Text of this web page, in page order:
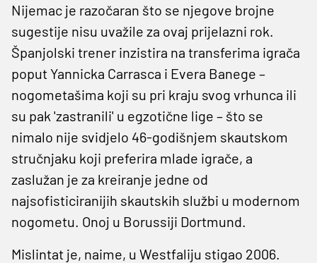
Nijemac je razočaran što se njegove brojne
sugestije nisu uvažile za ovaj prijelazni rok.
Španjolski trener inzistira na transferima igrača
poput Yannicka Carrasca i Evera Banege –
nogometašima koji su pri kraju svog vrhunca ili
su pak 'zastranili' u egzotične lige – što se
nimalo nije svidjelo 46-godišnjem skautskom
stručnjaku koji preferira mlade igrače, a
zaslužan je za kreiranje jedne od
najsofisticiranijih skautskih službi u modernom
nogometu. Onoj u Borussiji Dortmund.
Mislintat je, naime, u Westfaliju stigao 2006.